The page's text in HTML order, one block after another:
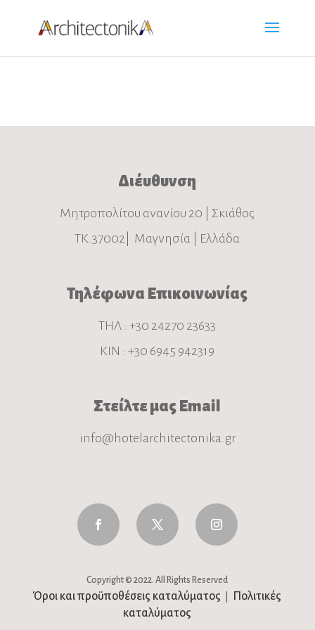
Διέυθυνση
Μητροπολίτου ανανίου 20 | Σκιάθος
ΤΚ.37002| Μαγνησία | Ελλάδα
Τηλέφωνα Επικοινωνίας
ΤΗΛ : +30 24270 23633
ΚΙΝ : +30 6945 942319
Στείλτε μας Email
info@hotelarchitectonika.gr
Copyright © 2022. All Rights Reserved
Όροι και προϋποθέσεις καταλύματος
Πολιτικές
καταλύματος